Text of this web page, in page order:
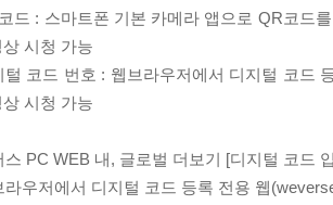
드 : 스마트폰 기본 카메라 앱으로 QR코드
상 시청 가능
털 코드 번호 : 웹브라우저에서 디지털 코드
상 시청 가능
스 PC WEB 내, 글로벌 더보기 [디지털 코드
라우저에서 디지털 코드 등록 전용 웹